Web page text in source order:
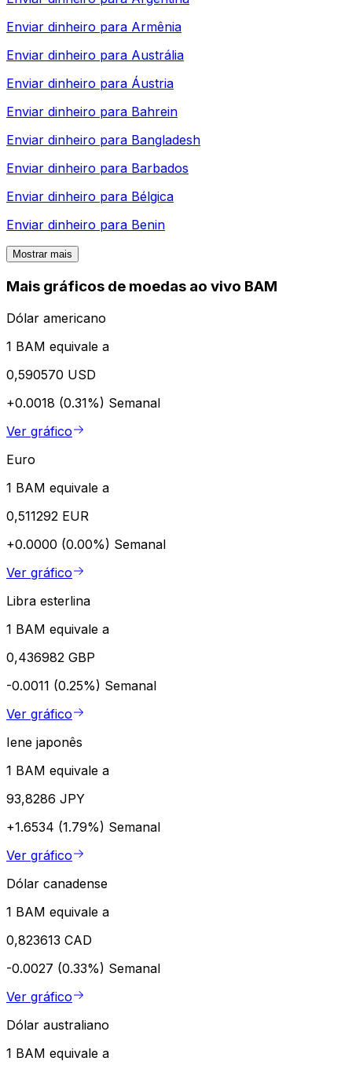
Enviar dinheiro para Armênia
Enviar dinheiro para Austrália
Enviar dinheiro para Áustria
Enviar dinheiro para Bahrein
Enviar dinheiro para Bangladesh
Enviar dinheiro para Barbados
Enviar dinheiro para Bélgica
Enviar dinheiro para Benin
Mostrar mais
Mais gráficos de moedas ao vivo BAM
Dólar americano
1 BAM equivale a
0,590570 USD
+0.0018 (0.31%) Semanal
Ver gráfico
Euro
1 BAM equivale a
0,511292 EUR
+0.0000 (0.00%) Semanal
Ver gráfico
Libra esterlina
1 BAM equivale a
0,436982 GBP
-0.0011 (0.25%) Semanal
Ver gráfico
Iene japonês
1 BAM equivale a
93,8286 JPY
+1.6534 (1.79%) Semanal
Ver gráfico
Dólar canadense
1 BAM equivale a
0,823613 CAD
-0.0027 (0.33%) Semanal
Ver gráfico
Dólar australiano
1 BAM equivale a